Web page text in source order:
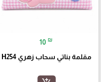
10 ₪
مقلمة بناتي سحاب زهري H254